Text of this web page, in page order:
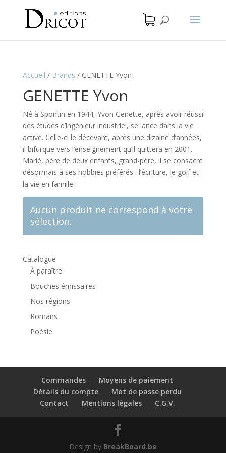
Accueil / Brands / GENETTE Yvon
GENETTE Yvon
Né à Spontin en 1944, Yvon Genette, après avoir réussi
des études d’ingénieur industriel, se lance dans la vie
active. Celle-ci le décevant, après une dizaine d’années,
il bifurque vers l’enseignement qu’il quittera en 2001.
Marié, père de deux enfants, grand-père, il se consacre
désormais à ses hobbies préférés : l’écriture, le golf et
la vie en famille.
Aucun produit ne correspond à votre
sélection.
Catalogue
À paraître
Bouches émissaires
Nos régions
Romans
Poésie
Commandes
Moyens de paiement
Détails du compte
Mot de passe perdu
Contact
Mentions légales C.G.V.
Design by BreakBoard.be